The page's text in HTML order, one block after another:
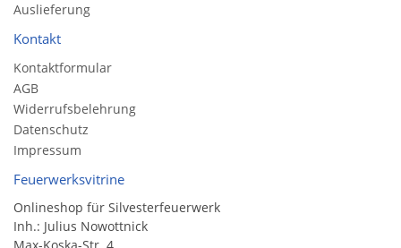
Auslieferung
Kontakt
Kontaktformular
AGB
Widerrufsbelehrung
Datenschutz
Impressum
Feuerwerksvitrine
Onlineshop für Silvesterfeuerwerk
Inh.: Julius Nowottnick